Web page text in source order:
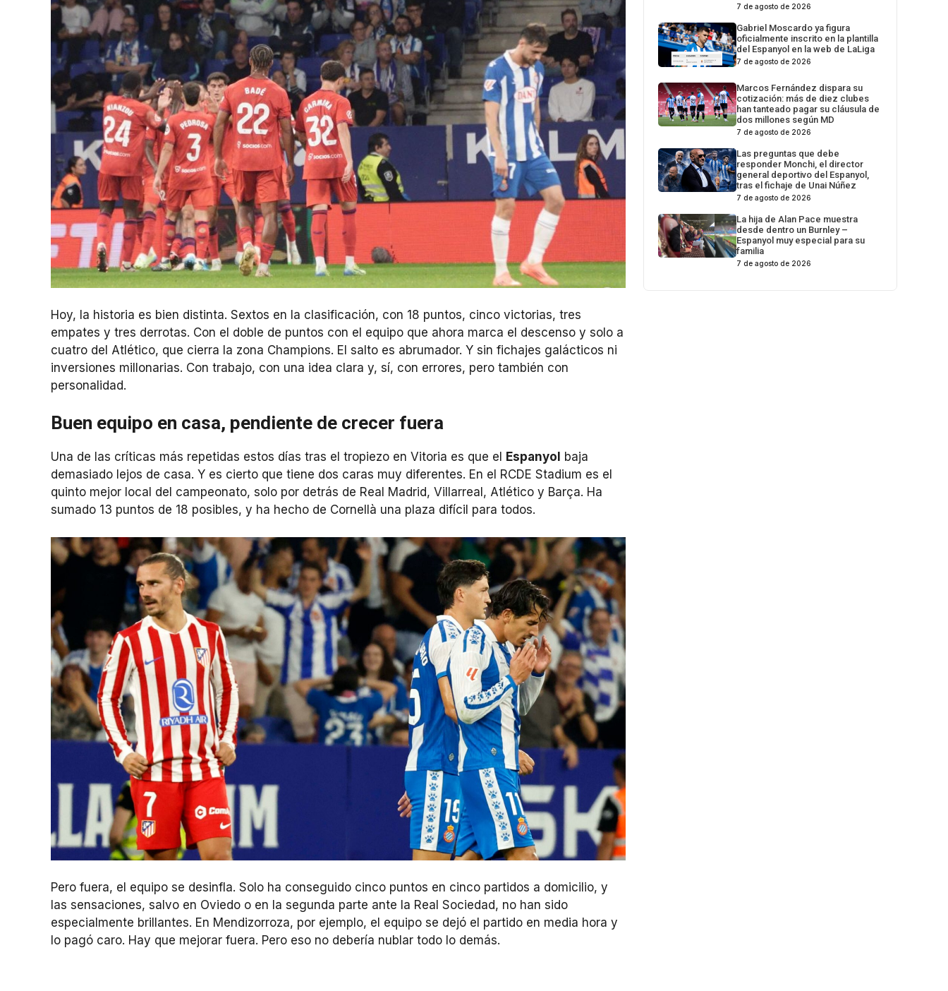
Hoy, la historia es bien distinta. Sextos en la clasificación, con 18 puntos, cinco victorias, tres
empates y tres derrotas. Con el doble de puntos con el equipo que ahora marca el descenso y solo a
cuatro del Atlético, que cierra la zona Champions. El salto es abrumador. Y sin fichajes galácticos ni
inversiones millonarias. Con trabajo, con una idea clara y, sí, con errores, pero también con
personalidad.
Buen equipo en casa, pendiente de crecer fuera
Una de las críticas más repetidas estos días tras el tropiezo en Vitoria es que el Espanyol
baja
demasiado lejos de casa. Y es cierto que tiene dos caras muy diferentes. En el RCDE Stadium es el
quinto mejor local del campeonato, solo por detrás de Real Madrid, Villarreal, Atlético y Barça. Ha
sumado 13 puntos de 18 posibles, y ha hecho de Cornellà una plaza difícil para todos.
Pero fuera, el equipo se desinfla. Solo ha conseguido cinco puntos en cinco partidos a domicilio, y
las sensaciones, salvo en Oviedo o en la segunda parte ante la Real Sociedad, no han sido
especialmente brillantes. En Mendizorroza, por ejemplo, el equipo se dejó el partido en media hora y
lo pagó caro. Hay que mejorar fuera. Pero eso no debería nublar todo lo demás.
7 de agosto de 2026
Gabriel Moscardo ya figura
oficialmente inscrito en la plantilla
del Espanyol en la web de LaLiga
7 de agosto de 2026
Marcos Fernández dispara su
cotización: más de diez clubes
han tanteado pagar su cláusula de
dos millones según MD
7 de agosto de 2026
Las preguntas que debe
responder Monchi, el director
general deportivo del Espanyol,
tras el fichaje de Unai Núñez
7 de agosto de 2026
La hija de Alan Pace muestra
desde dentro un Burnley –
Espanyol muy especial para su
familia
7 de agosto de 2026